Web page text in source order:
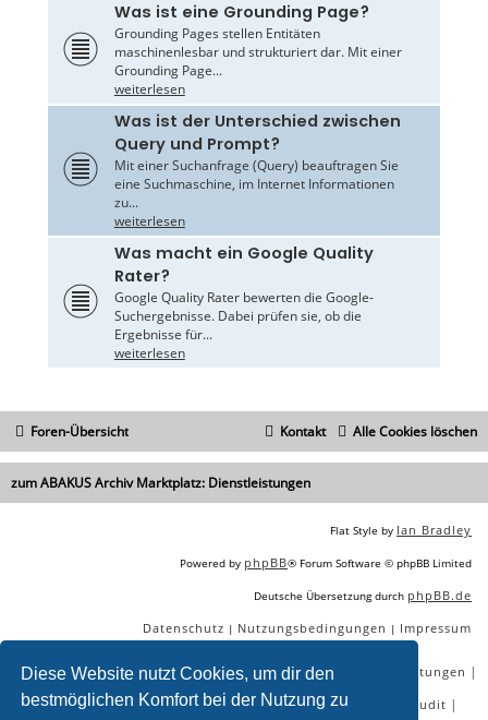
Diese Website nutzt Cookies, um dir den
bestmöglichen Komfort bei der Nutzung zu
Was ist eine Grounding Page?
Grounding Pages stellen Entitäten
maschinenlesbar und strukturiert dar. Mit einer
Grounding Page...
weiterlesen
Was ist der Unterschied zwischen
Query und Prompt?
Mit einer Suchanfrage (Query) beauftragen Sie
eine Suchmaschine, im Internet Informationen
zu...
weiterlesen
Was macht ein Google Quality
Rater?
Google Quality Rater bewerten die Google-
Suchergebnisse. Dabei prüfen sie, ob die
Ergebnisse für...
weiterlesen
Foren-Übersicht Alle Cookies löschen
Kontakt
zum ABAKUS Archiv Marktplatz: Dienstleistungen
Flat Style by Ian Bradley
Powered by phpBB® Forum Software © phpBB Limited
Deutsche Übersetzung durch phpBB.de
Datenschutz | Nutzungsbedingungen | Impressum
SEO Agentur|SEO Blog |SEO Online Tools|SEO Dienstleistungen |
SEO Workshops |SEO Beratung|Backlinks kaufen SEO Audit |